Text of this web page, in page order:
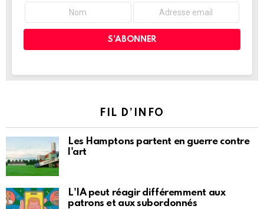
FIL D’INFO
Les Hamptons partent en guerre contre
l'art
L'IA peut réagir différemment aux
patrons et aux subordonnés